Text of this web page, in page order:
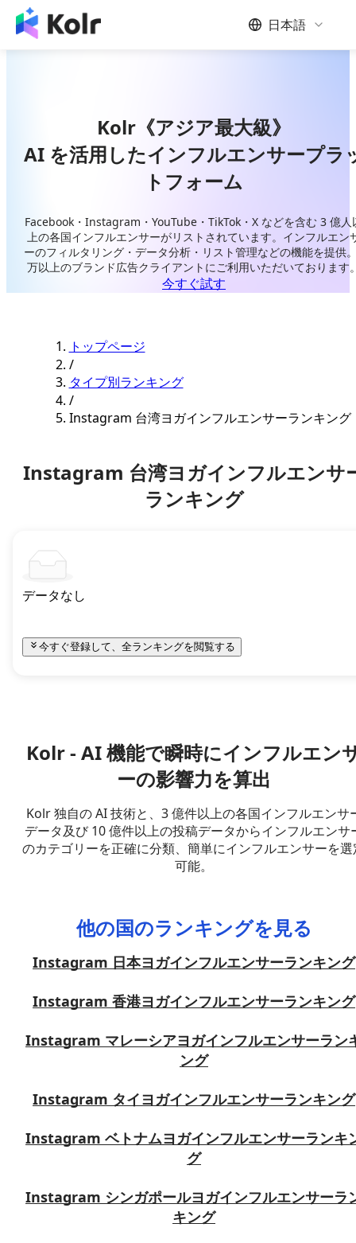
日本語
Kolr《アジア最大級》
AI を活用したインフルエンサープラ
トフォーム
Facebook・Instagram・YouTube・TikTok・X などを含む 3 億人
上の各国インフルエンサーがリストされています。インフルエン
ーのフィルタリング・データ分析・リスト管理などの機能を提供
万以上のブランド広告クライアントにご利用いただいております
今すぐ試す
トップページ
/
タイプ別ランキング
/
Instagram 台湾ヨガインフルエンサーランキング
Instagram 台湾ヨガインフルエンサ
ランキング
データなし
今すぐ登録して、全ランキングを閲覧する
Kolr - AI 機能で瞬時にインフルエン
ーの影響力を算出
Kolr 独自の AI 技術と、3 億件以上の各国インフルエンサ
データ及び 10 億件以上の投稿データからインフルエンサ
のカテゴリーを正確に分類、簡単にインフルエンサーを選
可能。
他の国のランキングを見る
Instagram 日本ヨガインフルエンサーランキング
Instagram 香港ヨガインフルエンサーランキング
Instagram マレーシアヨガインフルエンサーラン
ング
Instagram タイヨガインフルエンサーランキング
Instagram ベトナムヨガインフルエンサーランキ
グ
Instagram シンガポールヨガインフルエンサーラ
キング